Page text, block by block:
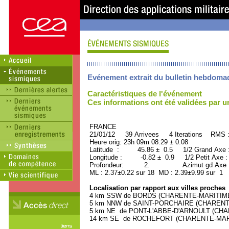
Evénement extrait du bulletin
Caractéristiques de l'événement
Ces informations ont été validées par
FRANCE ORID :
21/01/12 39 Arrivees 4 Iterations RMS
Heure orig: 23h 09m 08.29 ± 0.08
Latitude : 45.86 ± 0.5 1/2 Grand
Longitude : -0.82 ± 0.9 1/2 Petit Axe
Profondeur: 2. Azimut gd Axe :
ML : 2.37±0.22 sur 18 MD : 2.39±9.99 sur 1
Localisation par rapport aux villes proches
4 km SSW de BORDS (CHARENTE-
5 km NNW de SAINT-PORCHAIRE
5 km NE de PONT-L'ABBE-D'ARNOULT
14 km SE de ROCHEFORT (CHARENTE-